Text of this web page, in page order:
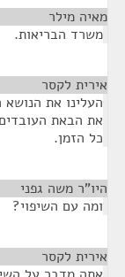
מאיה מילר
משרד הבריאות.
אירית לקסר
העלינו את
כל הזמן.
היו"ר משה גפני
ומה עם השיפוי?
אירית לקסר